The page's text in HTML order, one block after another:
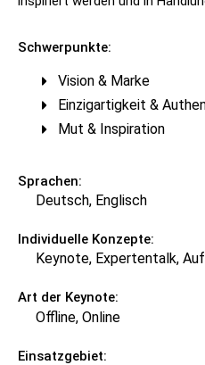
Schwerpunkte:
Vision & Marke
Einzigartigkeit &
Mut & Inspiration
Sprachen:
Deutsch, Englisch
Individuelle Konzepte:
Keynote, Expertentalk,
Art der Keynote:
Offline, Online
Einsatzgebiet: